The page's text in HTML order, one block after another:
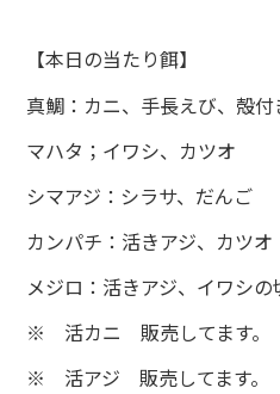
【本日の当たり餌】
真鯛：カニ、手長えび、殻
マハタ；イワシ、カツオ
シマアジ：シラサ、だんご
カンパチ：活きアジ、カツオ
メジロ：活きアジ、イワシ
※ 活カニ 販売してます。
※ 活アジ 販売してます。